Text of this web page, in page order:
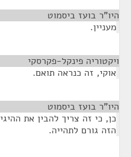
היו"ר בועז ביסמוט
מעניין.
ויקטוריה פינקל-פקרסקי
אוקי, זה כנראה תואם.
היו"ר בועז ביסמוט
כן, כי זה צריך להבין את
הזה גורם לתהייה.